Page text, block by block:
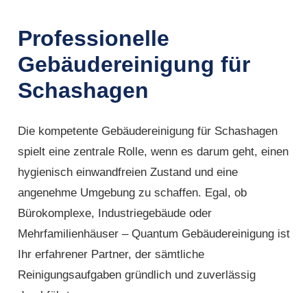
Professionelle
Gebäudereinigung für
Schashagen
Die kompetente Gebäudereinigung für Schashagen
spielt eine zentrale Rolle, wenn es darum geht, einen
hygienisch einwandfreien Zustand und eine
angenehme Umgebung zu schaffen. Egal, ob
Bürokomplexe, Industriegebäude oder
Mehrfamilienhäuser – Quantum Gebäudereinigung ist
Ihr erfahrener Partner, der sämtliche
Reinigungsaufgaben gründlich und zuverlässig